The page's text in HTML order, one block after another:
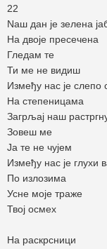
22
Nаш дан је зелена
На двоје пресечена
Гледам те
Ти ме не видиш
Између нас је слепо
На степеницама
Загрљај наш
Зовеш ме
Ја те не чујем
Између нас је глухи
По излозима
Усне моје траже
Твој осмех
На раскрсници